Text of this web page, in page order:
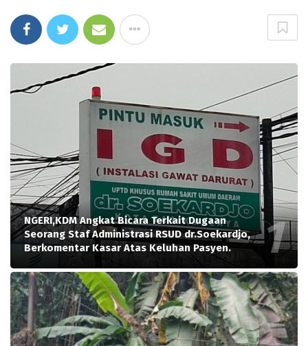
NGERI,KDM Angkat Bicara Terkait Dugaan
Seorang Staf Administrasi RSUD dr.Soekardjo,
Berkomentar Kasar Atas Keluhan Pasyen.